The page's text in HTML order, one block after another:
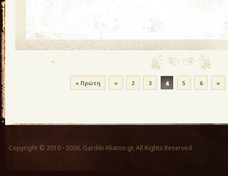
« Πρώτη « 2 3 4 5 6 »
Copyright © 2010 - 2026. Gardiki-filiaton.gr, All Rights Reserved